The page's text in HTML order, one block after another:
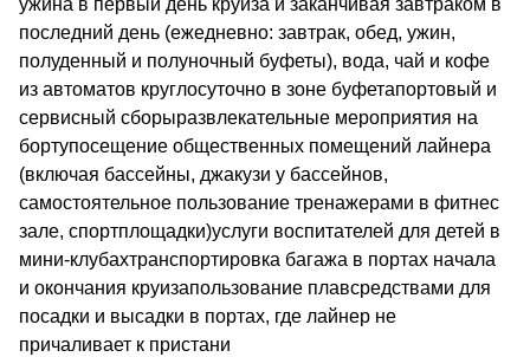
последний день (ежедневно: завтрак, обед, ужин,
полуденный и полуночный буфеты), вода, чай и кофе
из автоматов круглосуточно в зоне буфетапортовый и
сервисный сборыразвлекательные мероприятия на
бортупосещение общественных помещений лайнера
(включая бассейны, джакузи у бассейнов,
самостоятельное пользование тренажерами в фитнес
зале, спортплощадки)услуги воспитателей для детей в
мини-клубахтранспортировка багажа в портах начала
и окончания круизапользование плавсредствами для
посадки и высадки в портах, где лайнер не
причаливает к пристани